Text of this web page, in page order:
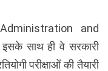
Administration and
साथ ही वे सरकारी
परीक्षाओं की तैयारी